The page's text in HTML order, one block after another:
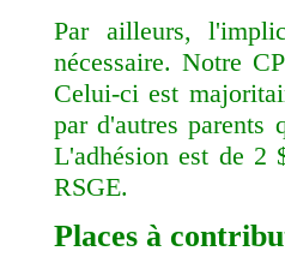
Par ailleurs,
nécessaire. Notre
Celui-ci est
par d'autres parents
L'adhésion est de 2
RSGE.
Places à